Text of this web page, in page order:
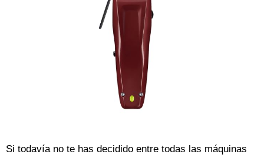
Si todavía no te has decidido entre todas las máquinas